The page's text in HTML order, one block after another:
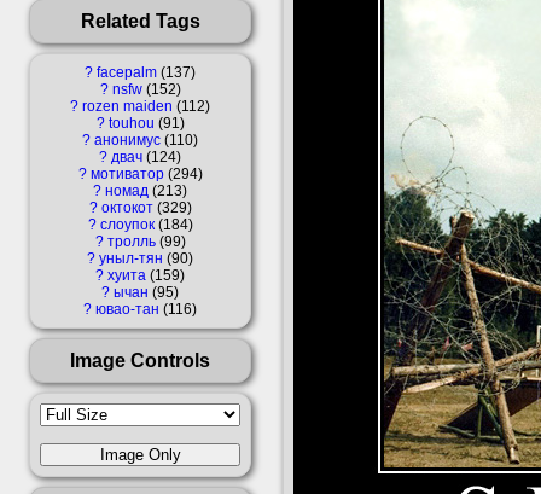
Related Tags
? facepalm 137
? nsfw 152
? rozen maiden
112
? touhou 91
? анонимус 110
? двач 124
? мотиватор 294
? номад 213
? октокот 329
? слоупок 184
? тролль 99
? уныл-тян 90
? хуита 159
? ычан 95
? ювао-тан 116
Image Controls